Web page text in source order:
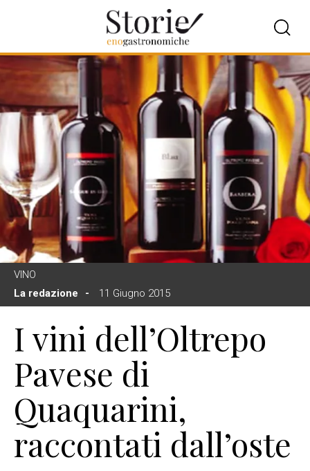
VINO
La redazione
11 Giugno 2015
I vini dell’Oltrepo
Pavese di
Quaquarini,
raccontati dall’oste